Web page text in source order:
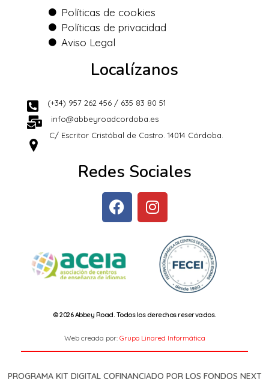
Políticas de cookies
Políticas de privacidad
Aviso Legal
Localízanos
(+34) 957 262 456 / 635 83 80 51
info@abbeyroadcordoba.es
C/ Escritor Cristóbal de Castro. 14014 Córdoba.
Redes Sociales
© 2026 Abbey Road. Todos los derechos reservados.
Web creada por: Grupo Linared Informática
PROGRAMA KIT DIGITAL COFINANCIADO POR LOS FONDOS NEXT